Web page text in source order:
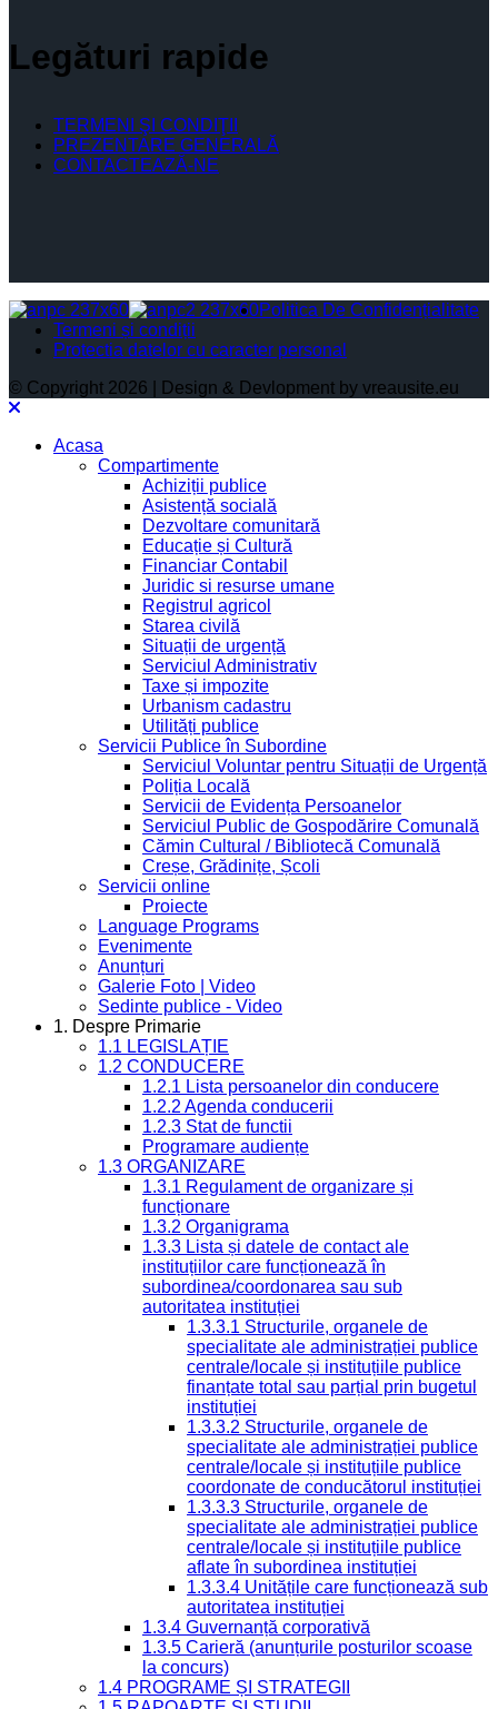
Legături rapide
TERMENI ŞI CONDIŢII
PREZENTARE GENERALĂ
CONTACTEAZĂ-NE
Politica De Confidențialitate
Termeni și condiții
Protectia datelor cu caracter personal
© Copyright 2026 | Design & Devlopment by vreausite.eu
Acasa
Compartimente
Achiziții publice
Asistență socială
Dezvoltare comunitară
Educație și Cultură
Financiar Contabil
Juridic si resurse umane
Registrul agricol
Starea civilă
Situații de urgență
Serviciul Administrativ
Taxe și impozite
Urbanism cadastru
Utilități publice
Servicii Publice în Subordine
Serviciul Voluntar pentru Situații de Urgență
Poliția Locală
Servicii de Evidența Persoanelor
Serviciul Public de Gospodărire Comunală
Cămin Cultural / Bibliotecă Comunală
Creșe, Grădinițe, Școli
Servicii online
Proiecte
Language Programs
Evenimente
Anunțuri
Galerie Foto | Video
Sedinte publice - Video
1. Despre Primarie
1.1 LEGISLAȚIE
1.2 CONDUCERE
1.2.1 Lista persoanelor din conducere
1.2.2 Agenda conducerii
1.2.3 Stat de functii
Programare audiențe
1.3 ORGANIZARE
1.3.1 Regulament de organizare și
funcționare
1.3.2 Organigrama
1.3.3 Lista și datele de contact ale
instituțiilor care funcționează în
subordinea/coordonarea sau sub
autoritatea instituției
1.3.3.1 Structurile, organele de
specialitate ale administrației publice
centrale/locale și instituțiile publice
finanțate total sau parțial prin bugetul
instituției
1.3.3.2 Structurile, organele de
specialitate ale administrației publice
centrale/locale și instituțiile publice
coordonate de conducătorul instituției
1.3.3.3 Structurile, organele de
specialitate ale administrației publice
centrale/locale și instituțiile publice
aflate în subordinea instituției
1.3.3.4 Unitățile care funcționează sub
autoritatea instituției
1.3.4 Guvernanță corporativă
1.3.5 Carieră (anunțurile posturilor scoase
la concurs)
1.4 PROGRAME ȘI STRATEGII